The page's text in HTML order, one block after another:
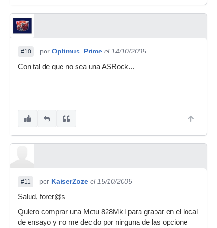
#10 por Optimus_Prime el 14/10/2005
Con tal de que no sea una ASRock...
#11 por KaiserZoze el 15/10/2005
Salud, forer@s
Quiero comprar una Motu 828Mkll para grabar en el local
de ensayo y no me decido por ninguna de las opcione